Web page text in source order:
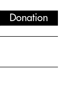
Donation